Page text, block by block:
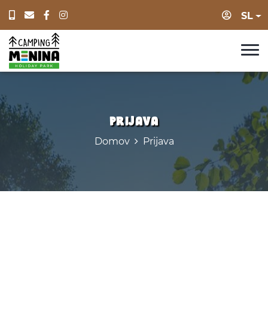
Prijava
SL
Prijava
Domov Prijava